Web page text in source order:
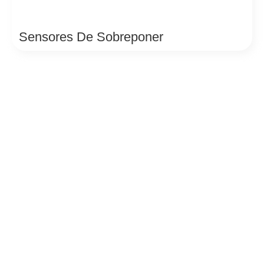
Sensores De Sobreponer